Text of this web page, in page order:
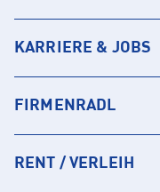
KARRIERE & JOBS
FIRMENRADL
RENT / VERLEIH